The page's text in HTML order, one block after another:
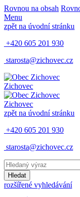
Rovnou na obsah
Menu
zpět na úvodní stránku
+420 605 201 930
starosta@zichovec.cz
Zichovec
Zichovec
zpět na úvodní stránku
+420 605 201 930
starosta@zichovec.cz
Hledat
rozšířené vyhledávání